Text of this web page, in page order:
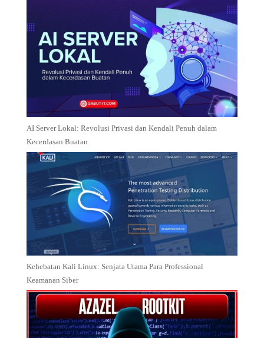
AI Server Lokal: Revolusi Privasi dan Kendali Penuh dalam
Kecerdasan Buatan
Kehebatan Kali Linux: Senjata Utama Para Professional
Keamanan Siber